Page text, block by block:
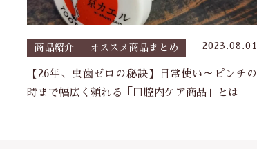
薬味・ごま
その他飲料
ご飯のお供
商品紹介 オススメ商品まとめ 2023.08.01
【26年、虫歯ゼロの秘訣】日常使い～ピンチの
時まで幅広く頼れる「口腔内ケア商品」とは